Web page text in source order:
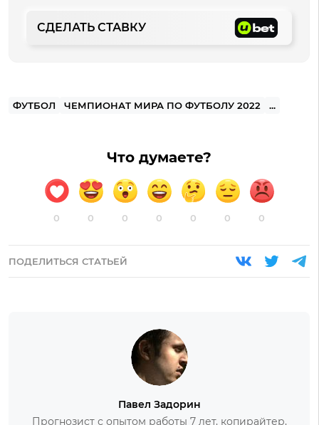
СДЕЛАТЬ СТАВКУ
ФУТБОЛ ЧЕМПИОНАТ МИРА ПО ФУТБОЛУ 2022 ...
Что думаете?
0 0 0 0 0 0 0
ПОДЕЛИТЬСЯ СТАТЬЕЙ
Павел Задорин
Прогнозист с опытом работы 7 лет, копирайтер,